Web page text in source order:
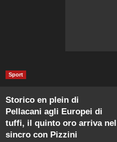
Sport
Storico en plein di
Pellacani agli Europei di
tuffi, il quinto oro arriva nel
sincro con Pizzini